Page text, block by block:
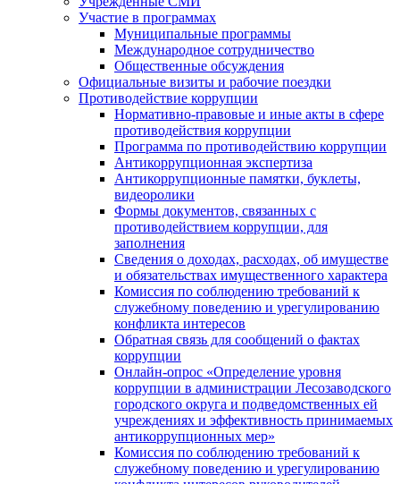
Участие в программах
Муниципальные программы
Международное сотрудничество
Общественные обсуждения
Официальные визиты и рабочие поездки
Противодействие коррупции
Нормативно-правовые и иные акты в сфере
противодействия коррупции
Программа по противодействию коррупции
Антикоррупционная экспертиза
Антикоррупционные памятки, буклеты,
видеоролики
Формы документов, связанных с
противодействием коррупции, для
заполнения
Сведения о доходах, расходах, об имуществе
и обязательствах имущественного характера
Комиссия по соблюдению требований к
служебному поведению и урегулированию
конфликта интересов
Обратная связь для сообщений о фактах
коррупции
Онлайн-опрос «Определение уровня
коррупции в администрации Лесозаводского
городского округа и подведомственных ей
учреждениях и эффективность принимаемых
антикоррупционных мер»
Комиссия по соблюдению требований к
служебному поведению и урегулированию